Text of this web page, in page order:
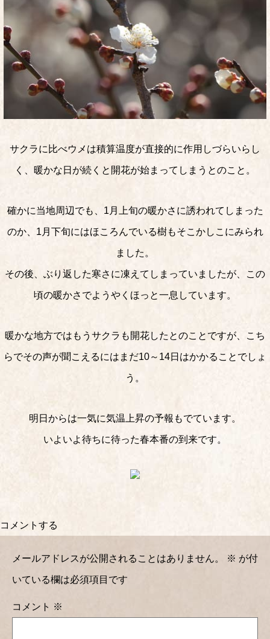
サクラに比べウメは積算温度が直接的に作用しづらいらし
く、暖かな日が続くと開花が始まってしまうとのこと。
確かに当地周辺でも、1月上旬の暖かさに誘われてしまった
のか、1月下旬にはほころんでいる樹もそこかしこにみられ
ました。
その後、ぶり返した寒さに凍えてしまっていましたが、この
頃の暖かさでようやくほっと一息しています。
暖かな地方ではもうサクラも開花したとのことですが、こち
らでその声が聞こえるにはまだ10～14日はかかることでしょ
う。
明日からは一気に気温上昇の予報もでています。
いよいよ待ちに待った春本番の到来です。
コメントする
メールアドレスが公開されることはありません。 ※ が付
いている欄は必須項目です
コメント ※